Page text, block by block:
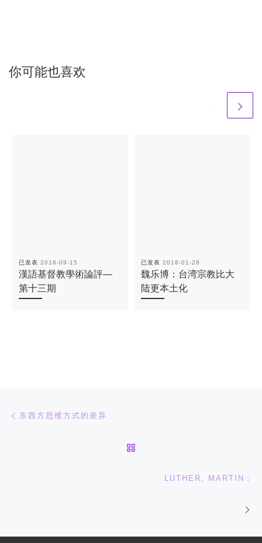
你可能也喜欢
已发表 2018-09-15
漢語基督教學術論評—
第十三期
已发表 2018-01-28
魏乐博：台湾宗教比大
陆更本土化
文章导航
东西方思维方式的差异
LUTHER, MARTIN：